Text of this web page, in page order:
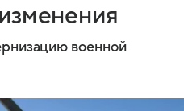
военной